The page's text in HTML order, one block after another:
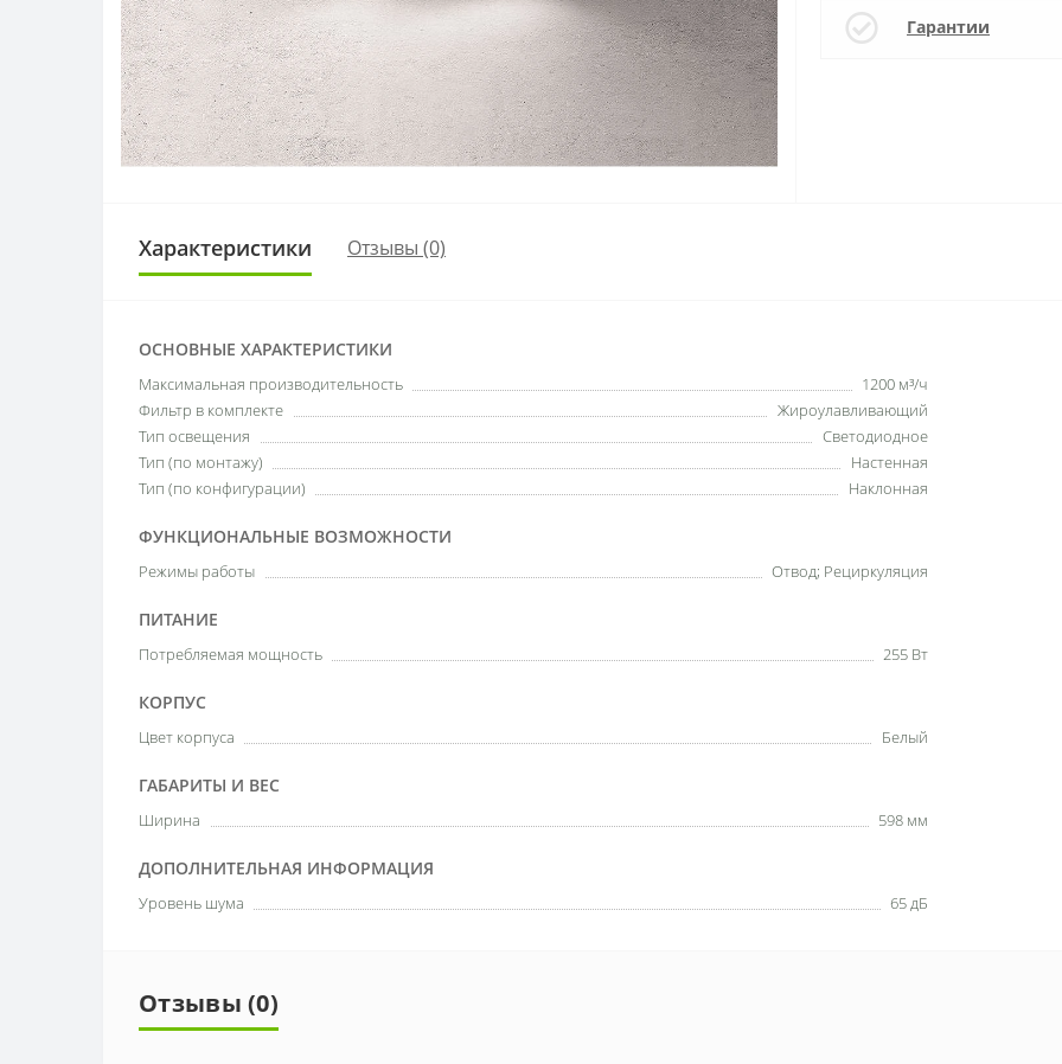
Гарантии
Характеристики Отзывы (0)
ОСНОВНЫЕ ХАРАКТЕРИСТИКИ
Максимальная производительность
1200 м³/ч
Фильтр в комплекте
Жироулавливающий
Тип освещения
Светодиодное
Тип (по монтажу)
Настенная
Тип (по конфигурации)
Наклонная
ФУНКЦИОНАЛЬНЫЕ ВОЗМОЖНОСТИ
Режимы работы Отвод; Рециркуляция
ПИТАНИЕ
Потребляемая мощность 255 Вт
КОРПУС
Цвет корпуса Белый
ГАБАРИТЫ И ВЕС
Ширина 598 мм
ДОПОЛНИТЕЛЬНАЯ ИНФОРМАЦИЯ
Уровень шума 65 дБ
Отзывы (0)